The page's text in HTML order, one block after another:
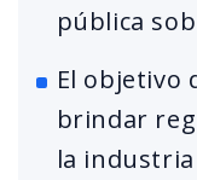
pública
El objetivo
brindar
la industria